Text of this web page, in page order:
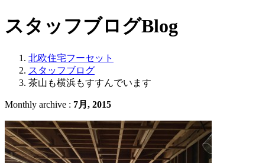
スタッフブログBlog
北欧住宅フーセット
スタッフブログ
茶山も横浜もすすんでいます
Monthly archive : 7月, 2015